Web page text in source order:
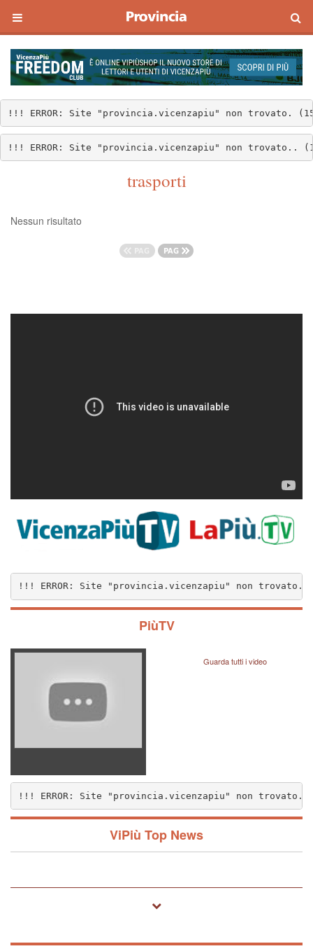
non trovato.. (1572)
!!! ERROR: Site "provincia.vicenzapiu" non trovato.
!!! ERROR: Site "provincia.vicenzapiu" non trovato..
trasporti
Nessun risultato
!!! ERROR: Site "provincia.vicenzapiu" non trovato..
PiùTV
Guarda tutti i video
!!! ERROR: Site "provincia.vicenzapiu" non trovato..
ViPiù Top News